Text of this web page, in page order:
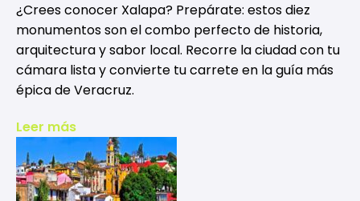
¿Crees conocer Xalapa? Prepárate: estos diez
monumentos son el combo perfecto de historia,
arquitectura y sabor local. Recorre la ciudad con tu
cámara lista y convierte tu carrete en la guía más
épica de Veracruz.
Leer más